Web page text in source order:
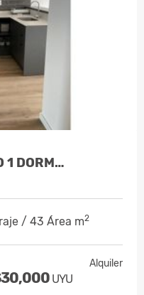
1 DORM…
/ 43 Área m2
Alquiler
UYU